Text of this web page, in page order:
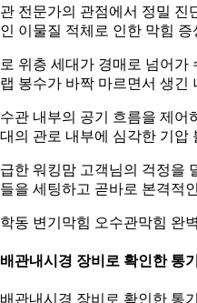
전문가의 관점에서 정밀 진
이물질 적체로 인한 막힘
위층 세대가 경매로 넘어가
봉수가 바짝 마르면서 생긴
관 내부의 공기 흐름을 제어
의 관로 내부에 심각한 기압
한 워킹맘 고객님의 걱정을
을 세팅하고 곧바로 본격적
동 변기막힘 오수관막힘 완
관내시경 장비로 확인한 통